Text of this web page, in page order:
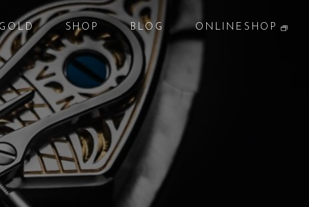
貴金属
SHOP
店 舗
BLOG
ブログ
ONLINESHOP
オンラインショップ